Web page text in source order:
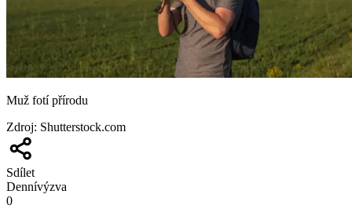
Muž fotí přírodu
Zdroj: Shutterstock.com
Sdílet
Dennívýzva
0